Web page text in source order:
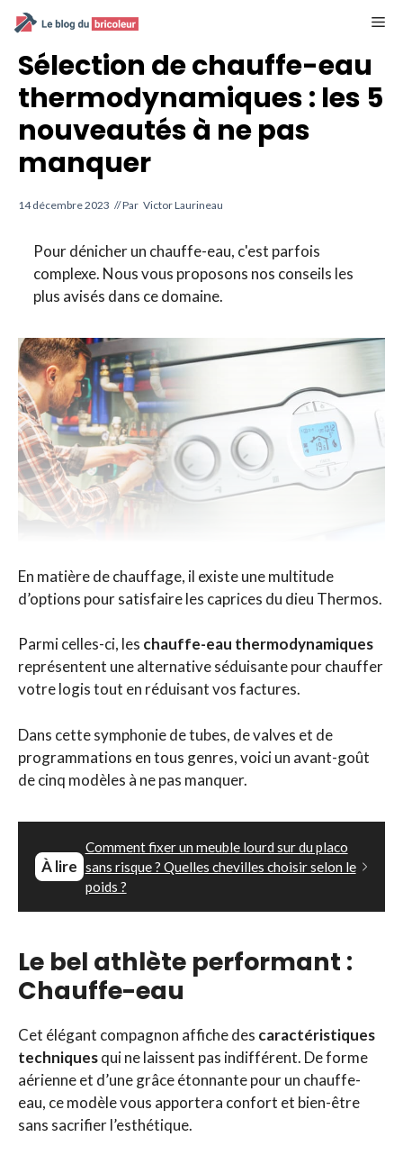
Aller
au
contenu
Sélection de chauffe-eau
thermodynamiques : les 5
nouveautés à ne pas
manquer
14 décembre 2023 // Par Victor Laurineau
Pour dénicher un chauffe-eau, c'est parfois
complexe. Nous vous proposons nos conseils les
plus avisés dans ce domaine.
En matière de chauffage, il existe une multitude
d’options pour satisfaire les caprices du dieu Thermos.
Parmi celles-ci, les chauffe-eau thermodynamiques
représentent une alternative séduisante pour chauffer
votre logis tout en réduisant vos factures.
Dans cette symphonie de tubes, de valves et de
programmations en tous genres, voici un avant-goût
de cinq modèles à ne pas manquer.
À lire
Comment fixer un meuble lourd sur du placo
sans risque ? Quelles chevilles choisir selon le
poids ?
Le bel athlète performant :
Chauffe-eau
Cet élégant compagnon affiche des caractéristiques
techniquesqui ne laissent pas indifférent. De forme
aérienne et d’une grâce étonnante pour un chauffe-
eau, ce modèle vous apportera confort et bien-être
sans sacrifier l’esthétique.